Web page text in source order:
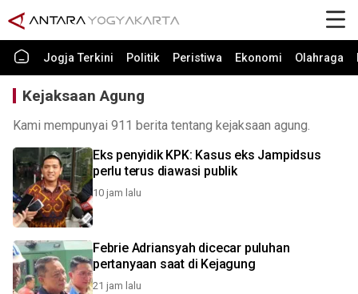
Jogja Terkini Politik Peristiwa Ekonomi Olahraga
Kejaksaan Agung
Kami mempunyai 911 berita tentang kejaksaan agung.
Eks penyidik KPK: Kasus eks Jampidsus
perlu terus diawasi publik
10 jam lalu
Febrie Adriansyah dicecar puluhan
pertanyaan saat di Kejagung
21 jam lalu